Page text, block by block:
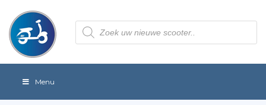
Producten
zoeken
Menu